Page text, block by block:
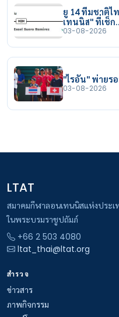
ยู 14 ทีมชาติไ
เทนนิส" ที่เช็ก…
03-08-2026
"ไรอัน" พ่ายร
03-08-2026
LTAT
สมาคมกีฬาลอนเทนนิสแห่งประเ
ในพระบรมราชูปถัมภ์
+66 2 503 4080
ltat_thai@ltat.org
สำรวจ
ข่าวสาร
ภาพกิจกรรม